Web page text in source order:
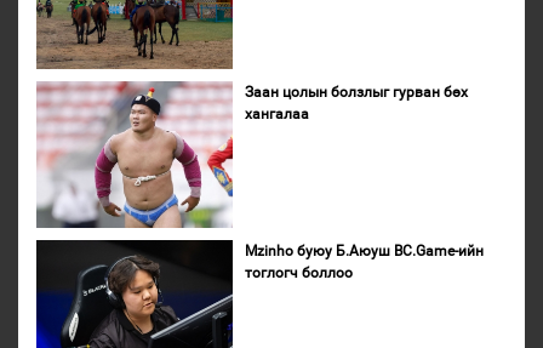
Заан цолын болзлыг гурван бөх
хангалаа
Mzinho буюу Б.Аюуш BC.Game-ийн
тоглогч боллоо